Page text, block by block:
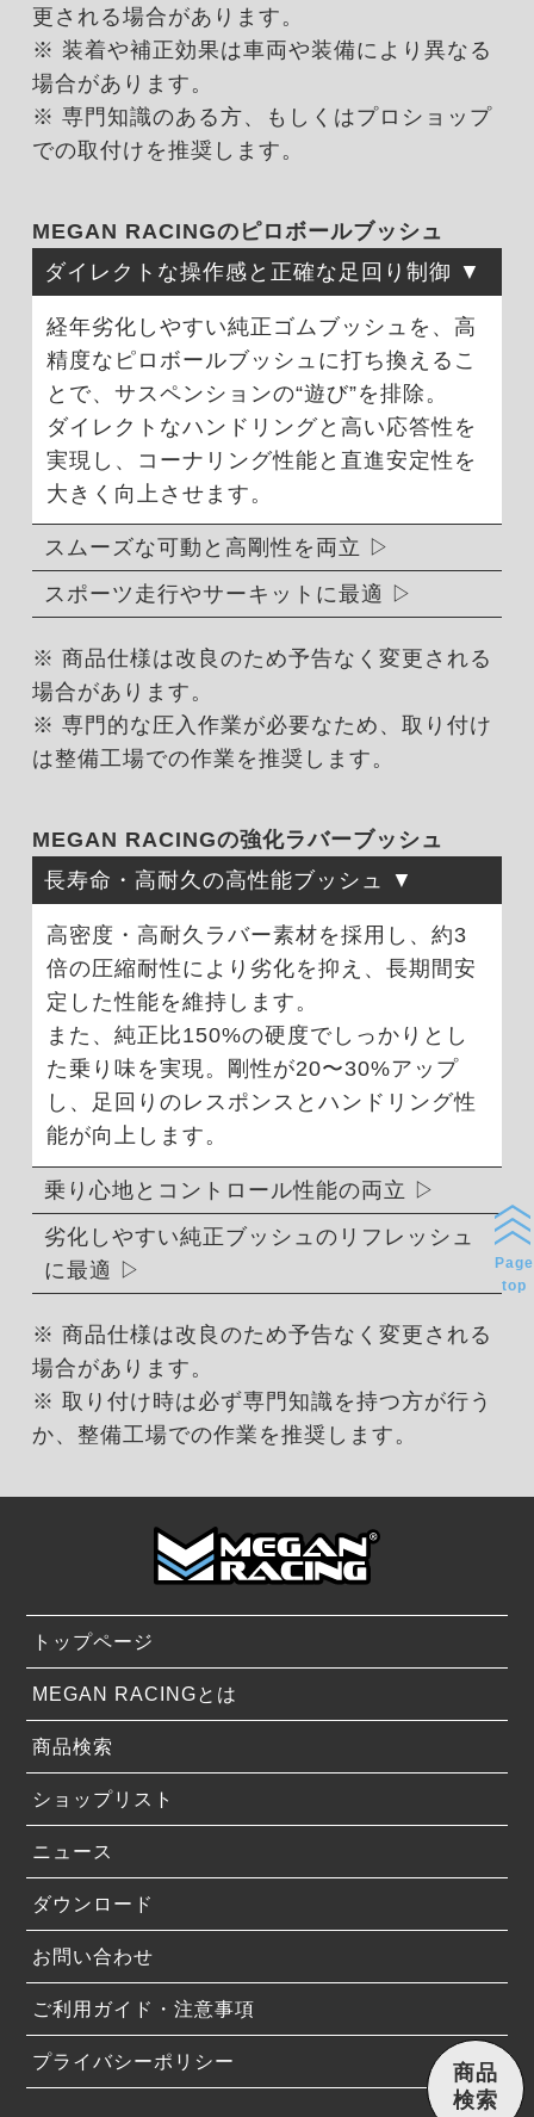
更される場合があります。
※ 装着や補正効果は車両や装備により異なる
場合があります。
※ 専門知識のある方、もしくはプロショップ
での取付けを推奨します。
MEGAN RACINGのピロボールブッシュ
ダイレクトな操作感と正確な足回り制御
経年劣化しやすい純正ゴムブッシュを、高
精度なピロボールブッシュに打ち換えるこ
とで、サスペンションの“遊び”を排除。
ダイレクトなハンドリングと高い応答性を
実現し、コーナリング性能と直進安定性を
大きく向上させます。
スムーズな可動と高剛性を両立
スポーツ走行やサーキットに最適
※ 商品仕様は改良のため予告なく変更される
場合があります。
※ 専門的な圧入作業が必要なため、取り付け
は整備工場での作業を推奨します。
MEGAN RACINGの強化ラバーブッシュ
長寿命・高耐久の高性能ブッシュ
高密度・高耐久ラバー素材を採用し、約3
倍の圧縮耐性により劣化を抑え、長期間安
定した性能を維持します。
また、純正比150%の硬度でしっかりとし
た乗り味を実現。剛性が20〜30%アップ
し、足回りのレスポンスとハンドリング性
能が向上します。
乗り心地とコントロール性能の両立
劣化しやすい純正ブッシュのリフレッシュ
に最適
※ 商品仕様は改良のため予告なく変更される
場合があります。
※ 取り付け時は必ず専門知識を持つ方が行う
か、整備工場での作業を推奨します。
トップページ
MEGAN RACINGとは
商品検索
ショップリスト
ニュース
ダウンロード
お問い合わせ
ご利用ガイド・注意事項
プライバシーポリシー
Page
top
商品
検索